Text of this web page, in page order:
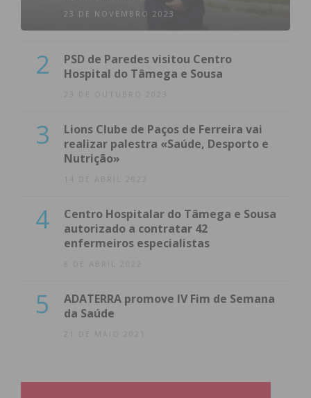
23 DE NOVEMBRO 2023
2
PSD de Paredes visitou Centro
Hospital do Tâmega e Sousa
23 DE OUTUBRO 2023
3
Lions Clube de Paços de Ferreira vai
realizar palestra «Saúde, Desporto e
Nutrição»
14 DE ABRIL 2022
4
Centro Hospitalar do Tâmega e Sousa
autorizado a contratar 42
enfermeiros especialistas
8 DE ABRIL 2022
5
ADATERRA promove IV Fim de Semana
da Saúde
21 DE MAIO 2021